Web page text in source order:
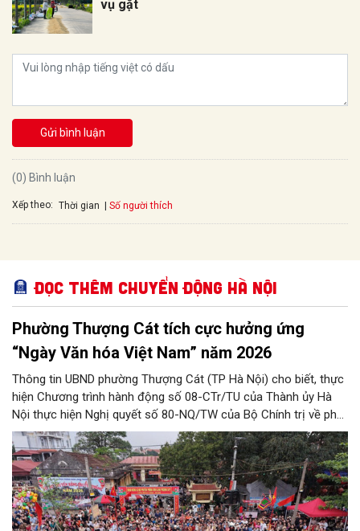
vụ gặt
Gửi bình luận
(0) Bình luận
Xếp theo: Thời gian Số người thích
Đọc thêm Chuyển động Hà Nội
Phường Thượng Cát tích cực hưởng ứng
“Ngày Văn hóa Việt Nam” năm 2026
Thông tin UBND phường Thượng Cát (TP Hà Nội) cho biết, thực
hiện Chương trình hành động số 08-CTr/TU của Thành ủy Hà
Nội thực hiện Nghị quyết số 80-NQ/TW của Bộ Chính trị về phát
triển Văn hóa Việt Nam; Kế hoạch của UBND Thành phố Hà Nội,
phường Thượng Cát tổ chức nhiều hoạt động trong tháng
11/2026 hưởng ứng “Ngày Văn hóa Việt Nam” năm 2026 trên
địa bàn.